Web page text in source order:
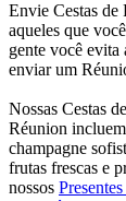
Envie Cestas de
aqueles que
gente você evita
enviar um
Nossas Cestas
Réunion
champagne
frutas frescas e
nossos